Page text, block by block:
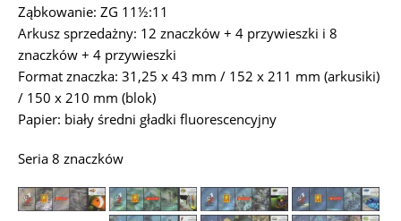
Ząbkowanie: ZG 11½:11
Arkusz sprzedażny: 12 znaczków + 4 przywieszki i 8
znaczków + 4 przywieszki
Format znaczka: 31,25 x 43 mm / 152 x 211 mm (arkusiki)
/ 150 x 210 mm (blok)
Papier: biały średni gładki fluorescencyjny
Seria 8 znaczków